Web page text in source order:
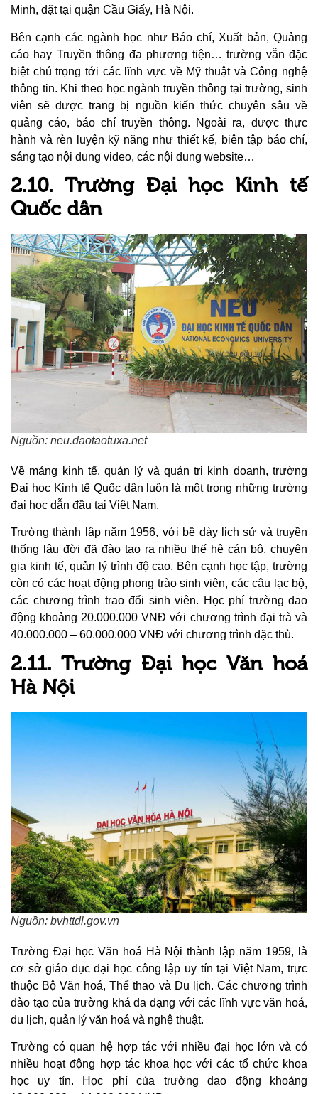
Minh, đặt tại quận Cầu Giấy, Hà Nội.
Bên cạnh các ngành học như Báo chí, Xuất bản, Quảng
cáo hay Truyền thông đa phương tiện… trường vẫn đặc
biệt chú trọng tới các lĩnh vực về Mỹ thuật và Công nghệ
thông tin. Khi theo học ngành truyền thông tại trường, sinh
viên sẽ được trang bị nguồn kiến thức chuyên sâu về
quảng cáo, báo chí truyền thông. Ngoài ra, được thực
hành và rèn luyện kỹ năng như thiết kế, biên tập báo chí,
sáng tạo nội dung video, các nội dung website…
2.10. Trường Đại học Kinh tế
Quốc dân
Nguồn: neu.daotaotuxa.net
Về mảng kinh tế, quản lý và quản trị kinh doanh, trường
Đại học Kinh tế Quốc dân luôn là một trong những trường
đại học dẫn đầu tại Việt Nam.
Trường thành lập năm 1956, với bề dày lịch sử và truyền
thống lâu đời đã đào tạo ra nhiều thế hệ cán bộ, chuyên
gia kinh tế, quản lý trình độ cao. Bên cạnh học tập, trường
còn có các hoạt động phong trào sinh viên, các câu lạc bộ,
các chương trình trao đổi sinh viên. Học phí trường dao
động khoảng 20.000.000 VNĐ với chương trình đại trà và
40.000.000 – 60.000.000 VNĐ với chương trình đặc thù.
2.11. Trường Đại học Văn hoá
Hà Nội
Nguồn: bvhttdl.gov.vn
Trường Đại học Văn hoá Hà Nội thành lập năm 1959, là
cơ sở giáo dục đại học công lập uy tín tại Việt Nam, trực
thuộc Bộ Văn hoá, Thể thao và Du lịch. Các chương trình
đào tạo của trường khá đa dạng với các lĩnh vực văn hoá,
du lịch, quản lý văn hoá và nghệ thuật.
Trường có quan hệ hợp tác với nhiều đại học lớn và có
nhiều hoạt động hợp tác khoa học với các tổ chức khoa
học uy tín. Học phí của trường dao động khoảng